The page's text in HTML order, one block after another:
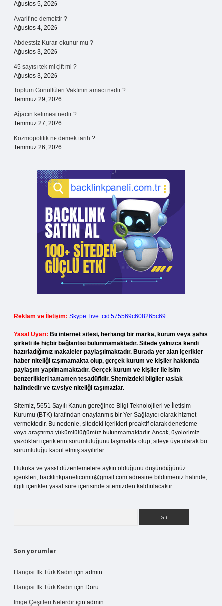
Ağustos 5, 2026
Avarif ne demektir ?
Ağustos 4, 2026
Abdestsiz Kuran okunur mu ?
Ağustos 3, 2026
45 sayısı tek mi çift mi ?
Ağustos 3, 2026
Toplum Gönüllüleri Vakfının amacı nedir ?
Temmuz 29, 2026
Ağacın kelimesi nedir ?
Temmuz 27, 2026
Kozmopolitik ne demek tarih ?
Temmuz 26, 2026
Reklam ve İletişim: Skype: live:.cid.575569c608265c69
Yasal Uyarı: Bu internet sitesi, herhangi bir marka, kurum veya şahıs
şirketi ile hiçbir bağlantısı bulunmamaktadır. Sitede yalnızca kendi
hazırladığımız makaleler paylaşılmaktadır. Burada yer alan içerikler
haber niteliği taşımamakta olup, gerçek kurum ve kişiler hakkında
paylaşım yapılmamaktadır. Gerçek kurum ve kişiler ile isim
benzerlikleri tamamen tesadüfidir. Sitemizdeki bilgiler taslak
halindedir ve tavsiye niteliği taşımazlar.
Sitemiz, 5651 Sayılı Kanun gereğince Bilgi Teknolojileri ve İletişim
Kurumu (BTK) tarafından onaylanmış bir Yer Sağlayıcı olarak hizmet
vermektedir. Bu nedenle, sitedeki içerikleri proaktif olarak denetleme
veya araştırma yükümlülüğümüz bulunmamaktadır. Ancak, üyelerimiz
yazdıkları içeriklerin sorumluluğunu taşımakta olup, siteye üye olarak bu
sorumluluğu kabul etmiş sayılırlar.
Hukuka ve yasal düzenlemelere aykırı olduğunu düşündüğünüz
içerikleri, backlinkpanelicomtr@gmail.com adresine bildirmeniz halinde,
ilgili içerikler yasal süre içerisinde sitemizden kaldırılacaktır.
Son yorumlar
Hangisi Ilk Türk Kadın için admin
Hangisi Ilk Türk Kadın için Doru
Imge Çeşitleri Nelerdir için admin